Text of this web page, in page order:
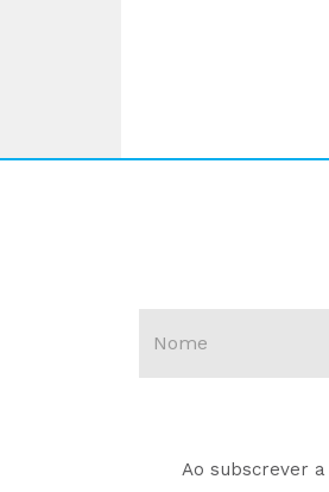
Ao subscrever